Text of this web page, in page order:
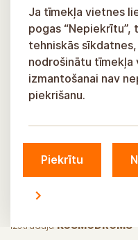
Izstrādāja KOSMODROMS
Ja tīmekļa vietnes
pogas
tehniskās
nodrošinātu tīmekļa
izmantošanai nav
piekrišanu.
Piekrītu